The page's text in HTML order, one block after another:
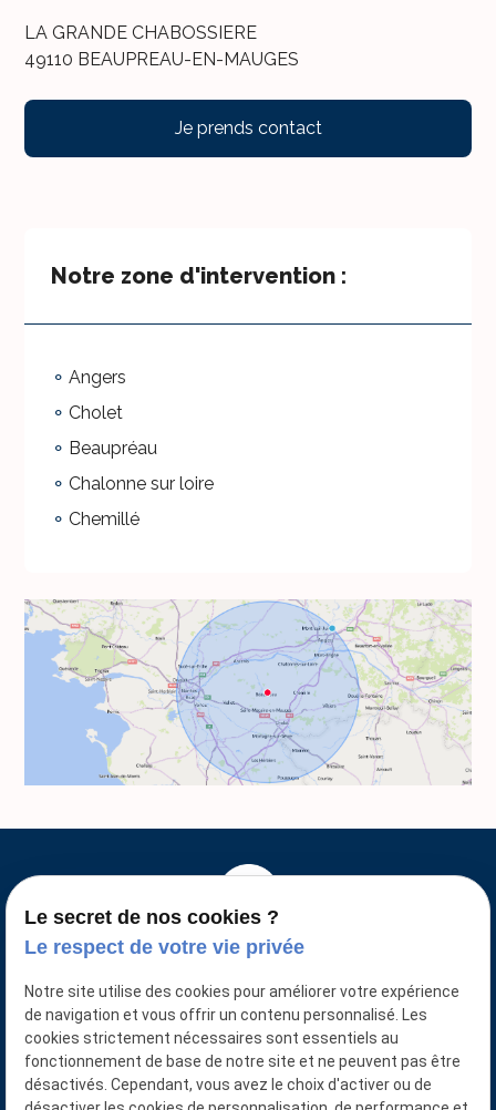
LA GRANDE CHABOSSIERE
49110 BEAUPREAU-EN-MAUGES
Je prends contact
Notre zone d'intervention :
Angers
Cholet
Beaupréau
Chalonne sur loire
Chemillé
N° SIRET : 88761774400016
Le secret de nos cookies ?
Le respect de votre vie privée
Notre site utilise des cookies pour améliorer votre expérience
de navigation et vous offrir un contenu personnalisé. Les
cookies strictement nécessaires sont essentiels au
fonctionnement de base de notre site et ne peuvent pas être
désactivés. Cependant, vous avez le choix d'activer ou de